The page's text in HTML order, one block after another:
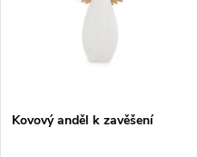
Kovový anděl k zavěšení